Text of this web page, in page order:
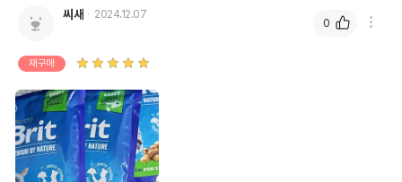
씨새 2024.12.07
재구매
0